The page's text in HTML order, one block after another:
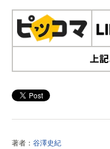
著者： 谷澤史紀